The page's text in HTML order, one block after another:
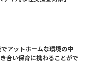
アットホームな環境の中
合い保育に携わることがで